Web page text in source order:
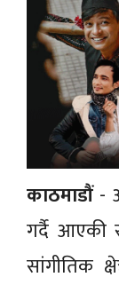
काठमाडौं-
गर्दै आएकी
सांगीतिक